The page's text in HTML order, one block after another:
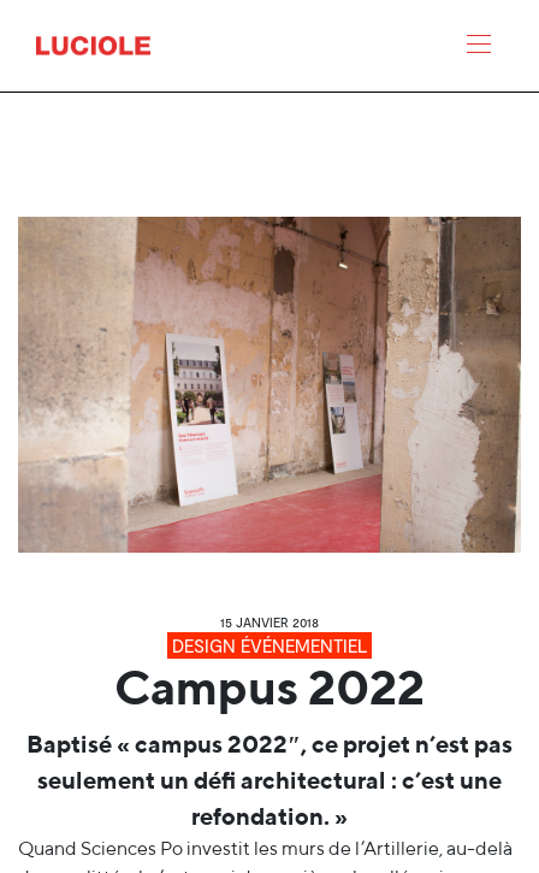
15 JANVIER 2018
DESIGN ÉVÉNEMENTIEL
Campus 2022
Baptisé « campus 2022″, ce projet n’est pas
seulement un défi architectural : c’est une
refondation. »
Quand Sciences Po investit les murs de l’Artillerie, au-delà